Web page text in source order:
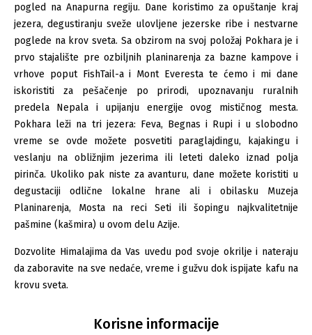
pogled na Anapurna regiju. Dane koristimo za opuštanje kraj
jezera, degustiranju sveže ulovljene jezerske ribe i nestvarne
poglede na krov sveta. Sa obzirom na svoj položaj Pokhara je i
prvo stajalište pre ozbiljnih planinarenja za bazne kampove i
vrhove poput FishTail-a i Mont Everesta te ćemo i mi dane
iskoristiti za pešačenje po prirodi, upoznavanju ruralnih
predela Nepala i upijanju energije ovog mističnog mesta.
Pokhara leži na tri jezera: Feva, Begnas i Rupi i u slobodno
vreme se ovde možete posvetiti paraglajdingu, kajakingu i
veslanju na obližnjim jezerima ili leteti daleko iznad polja
pirinča. Ukoliko pak niste za avanturu, dane možete koristiti u
degustaciji odlične lokalne hrane ali i obilasku Muzeja
Planinarenja, Mosta na reci Seti ili šopingu najkvalitetnije
pašmine (kašmira) u ovom delu Azije.
Dozvolite Himalajima da Vas uvedu pod svoje okrilje i nateraju
da zaboravite na sve nedaće, vreme i gužvu dok ispijate kafu na
krovu sveta.
Korisne informacije